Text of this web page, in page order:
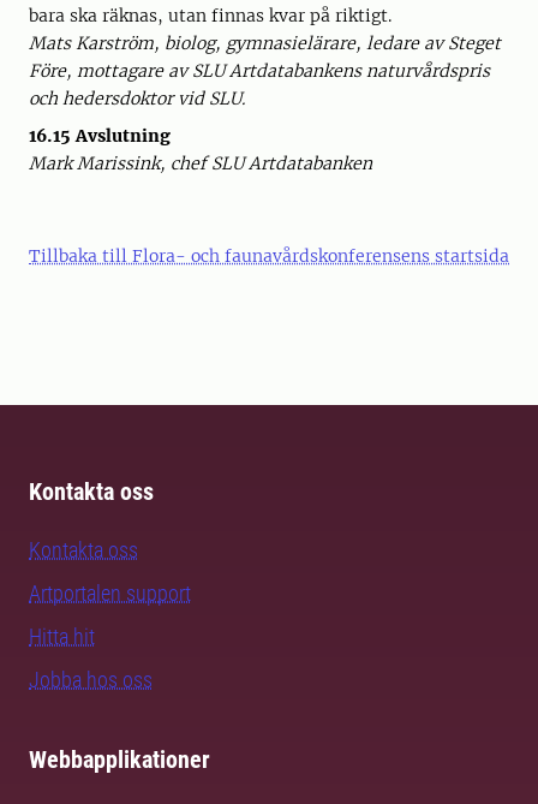
bara ska räknas, utan finnas kvar på riktigt.
Mats Karström, biolog, gymnasielärare, ledare av Steget
Före, mottagare av SLU Artdatabankens naturvårdspris
och hedersdoktor vid SLU.
16.15 Avslutning
Mark Marissink, chef SLU Artdatabanken
Tillbaka till Flora- och faunavårdskonferensens startsida
Kontakta oss
Kontakta oss
Artportalen support
Hitta hit
Jobba hos oss
Webbapplikationer